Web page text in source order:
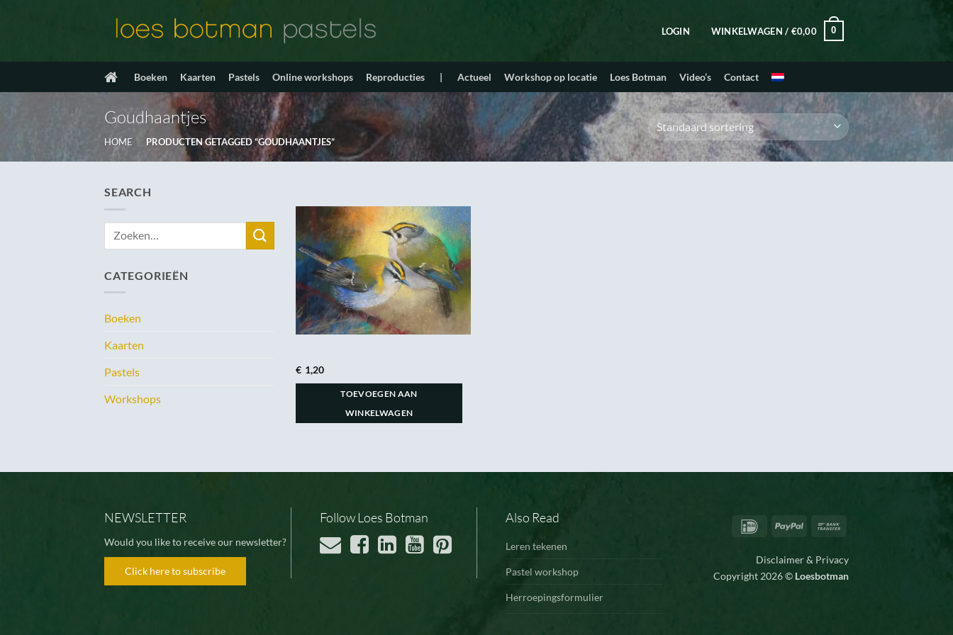
LOGIN WINKELWAGEN / €0,00 0
Boeken Kaarten Pastels Online workshops Reproducties | Actueel Workshop op locatie Loes Botman Video’s Contact
Goudhaantjes
HOME / PRODUCTEN GETAGGED “GOUDHAANTJES”
SEARCH
Zoeken
CATEGORIEËN
Boeken
Kaarten
Pastels
Workshops
€ 1,20
TOEVOEGEN AAN
WINKELWAGEN
NEWSLETTER
Would you like to receive our newsletter?
Click here to subscribe
Follow Loes Botman Also Read
Leren tekenen
Pastel workshop
Herroepingsformulier
IDeal PayPal
Disclaimer & Privacy
Copyright 2026 © Loesbotman